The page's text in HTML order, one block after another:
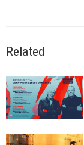
Related